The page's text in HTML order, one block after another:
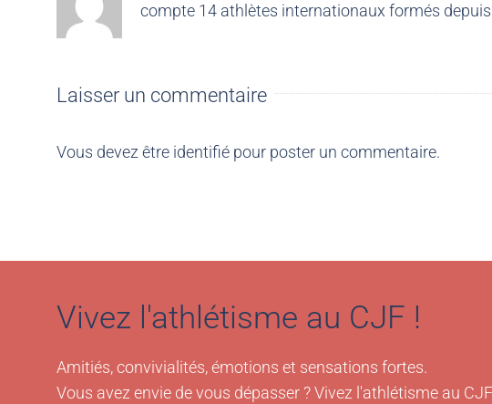
compte 14 athlètes internationaux formés
Laisser un commentaire
Vous devez être identifié pour poster un commentaire.
Vivez l'athlétisme au CJF !
Amitiés, convivialités, émotions et sensations fortes.
Vous avez envie de vous dépasser ? Vivez l'athlétisme au